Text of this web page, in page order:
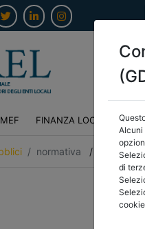
MEF FINANZA LOCALE/
normativa / torna
Alcuni
di